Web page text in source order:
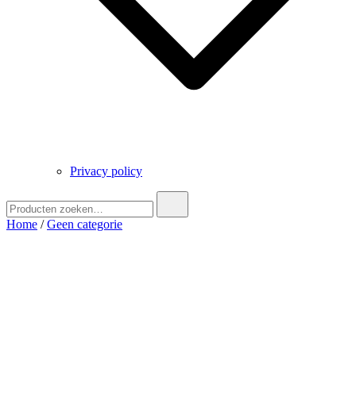
Privacy policy
naar:
Home /Geen categorie